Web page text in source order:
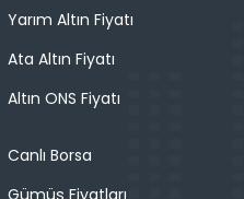
Yarım Altın Fiyatı
Ata Altın Fiyatı
Altın ONS Fiyatı
Canlı Borsa